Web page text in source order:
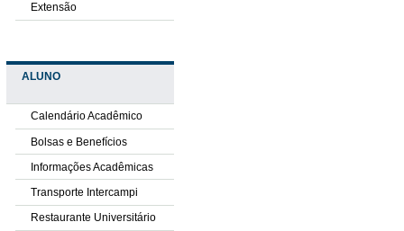
Extensão
ALUNO
Calendário Acadêmico
Bolsas e Benefícios
Informações Acadêmicas
Transporte Intercampi
Restaurante Universitário